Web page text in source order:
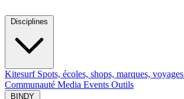
Kitesurf Spots, écoles, shops, marques, voyages
Communauté Media Events Outils